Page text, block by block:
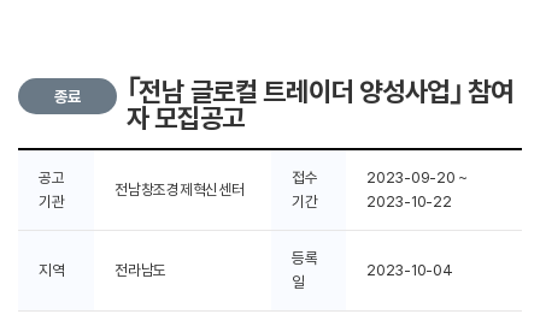
종료
｢전남 글로컬 트레이더 양성사업｣ 참여
자 모집공고
공고
기관
전남창조경제혁신센터
접수
기간
2023-09-20 ~
2023-10-22
지역 전라남도
등록
일
2023-10-04